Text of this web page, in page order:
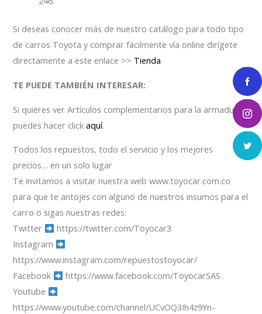
Si deseas conocer más de nuestro catálogo para todo tipo
de carros Toyota y comprar fácilmente vía online dirígete
directamente a este enlace >> Tienda
TE PUEDE TAMBIÉN INTERESAR:
Si quieres ver Artículos complementarios para la armadura
puedes hacer clickaquí.
Todos los repuestos, todo el servicio y los mejores
precios… en un solo lugar
Te invitamos a visitar nuestra web www.toyocar.com.co
para que te antojes con alguno de nuestros insumos para el
carro o sigas nuestras redes:
Twitter
https://twitter.com/Toyocar3
Instagram
https://www.instagram.com/repuestostoyocar/
Facebook
https://www.facebook.com/ToyocarSAS
Youtube
https://www.youtube.com/channel/UCvOQ3Ih4z9Yn-